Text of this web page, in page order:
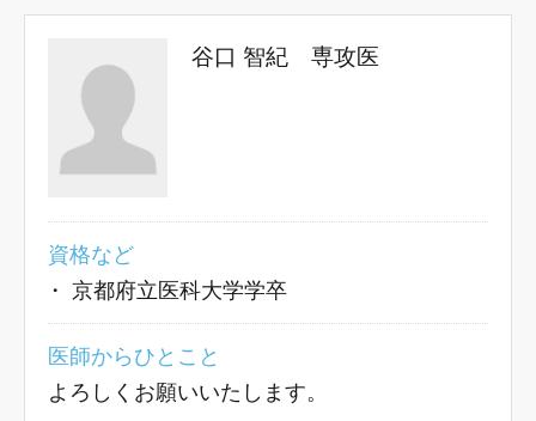
谷口 智紀 専攻医
資格など
・ 京都府立医科大学学卒
医師からひとこと
よろしくお願いいたします。